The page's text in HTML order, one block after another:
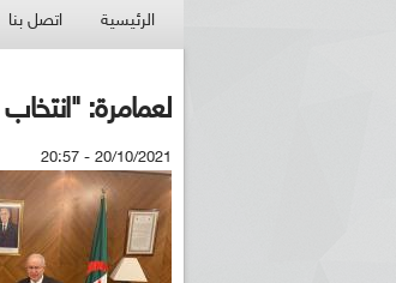
الرئيسية اتصل بنا
لعمامرة:
20/10/2021 - 20:57